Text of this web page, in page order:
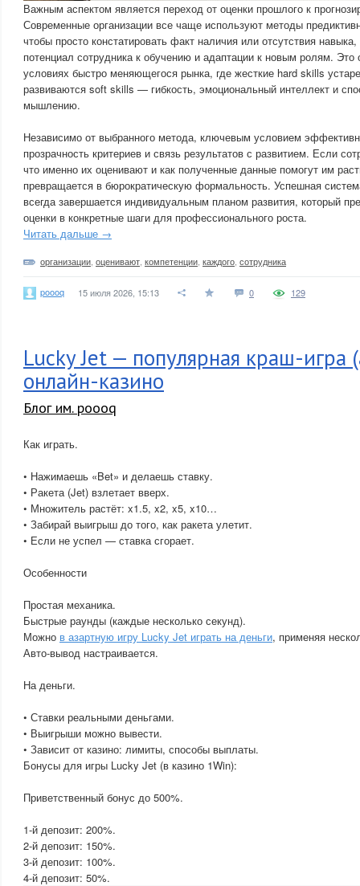
Важным аспектом является переход от оценки прошлого к
Современные организации все чаще используют методы
чтобы просто констатировать факт наличия или отсутствия
потенциал сотрудника к обучению и адаптации к новым ролям. Это
условиях быстро меняющегося рынка, где жесткие hard skills
развиваются soft skills — гибкость, эмоциональный интеллект и
мышлению.
Независимо от выбранного метода, ключевым условием
прозрачность критериев и связь результатов с развитием. Если
что именно их оценивают и как полученные данные помогут им
превращается в бюрократическую формальность. Успешная
всегда завершается индивидуальным планом развития, который
оценки в конкретные шаги для профессионального роста.
Читать дальше →
организации оценивают компетенции каждого сотрудника
poooq 15 июля 2026, 15:13 0 129
Lucky Jet — популярная краш-игра
онлайн-казино
Блог им. poooq
Как играть.
• Нажимаешь «Bet» и делаешь ставку.
• Ракета (Jet) взлетает вверх.
• Множитель растёт: x1.5, x2, x5, x10…
• Забирай выигрыш до того, как ракета улетит.
• Если не успел — ставка сгорает.
Особенности
Простая механика.
Быстрые раунды (каждые несколько секунд).
Можно в азартную игру Lucky Jet играть на деньги, применяя
Авто-вывод настраивается.
На деньги.
• Ставки реальными деньгами.
• Выигрыши можно вывести.
• Зависит от казино: лимиты, способы выплаты.
Бонусы для игры Lucky Jet (в казино 1Win):
Приветственный бонус до 500%.
1-й депозит: 200%.
2-й депозит: 150%.
3-й депозит: 100%.
4-й депозит: 50%.